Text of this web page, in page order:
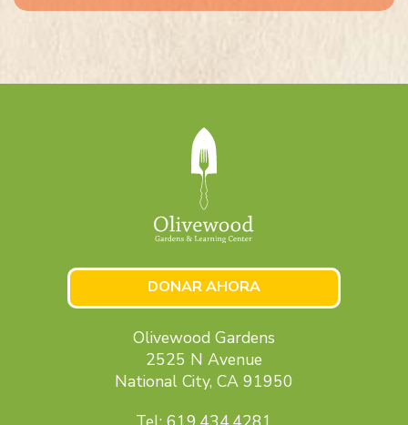
DONAR AHORA
Olivewood Gardens
2525 N Avenue
National City, CA 91950